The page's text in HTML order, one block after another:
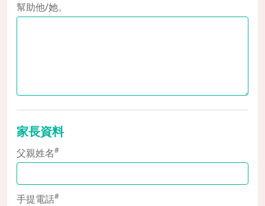
幫助他/她。
家長資料
父親姓名#
手提電話#